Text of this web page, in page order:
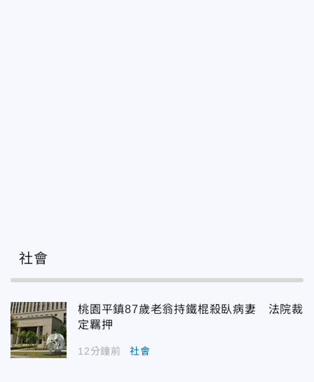
社會
桃園平鎮87歲老翁持鐵棍殺臥病妻 法院裁
定羈押
12分鐘前 社會